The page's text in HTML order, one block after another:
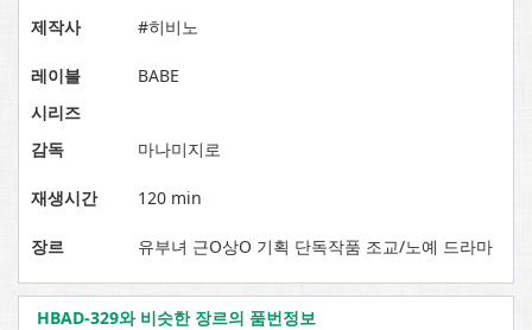
제작사 #히비노
레이블
BABE
시리즈
감독
마나미지로
재생시간 120 min
장르 유부녀 근O상O 기획 단독작품 조교/노예 드라마
HBAD-329와 비슷한 장르의 품번정보